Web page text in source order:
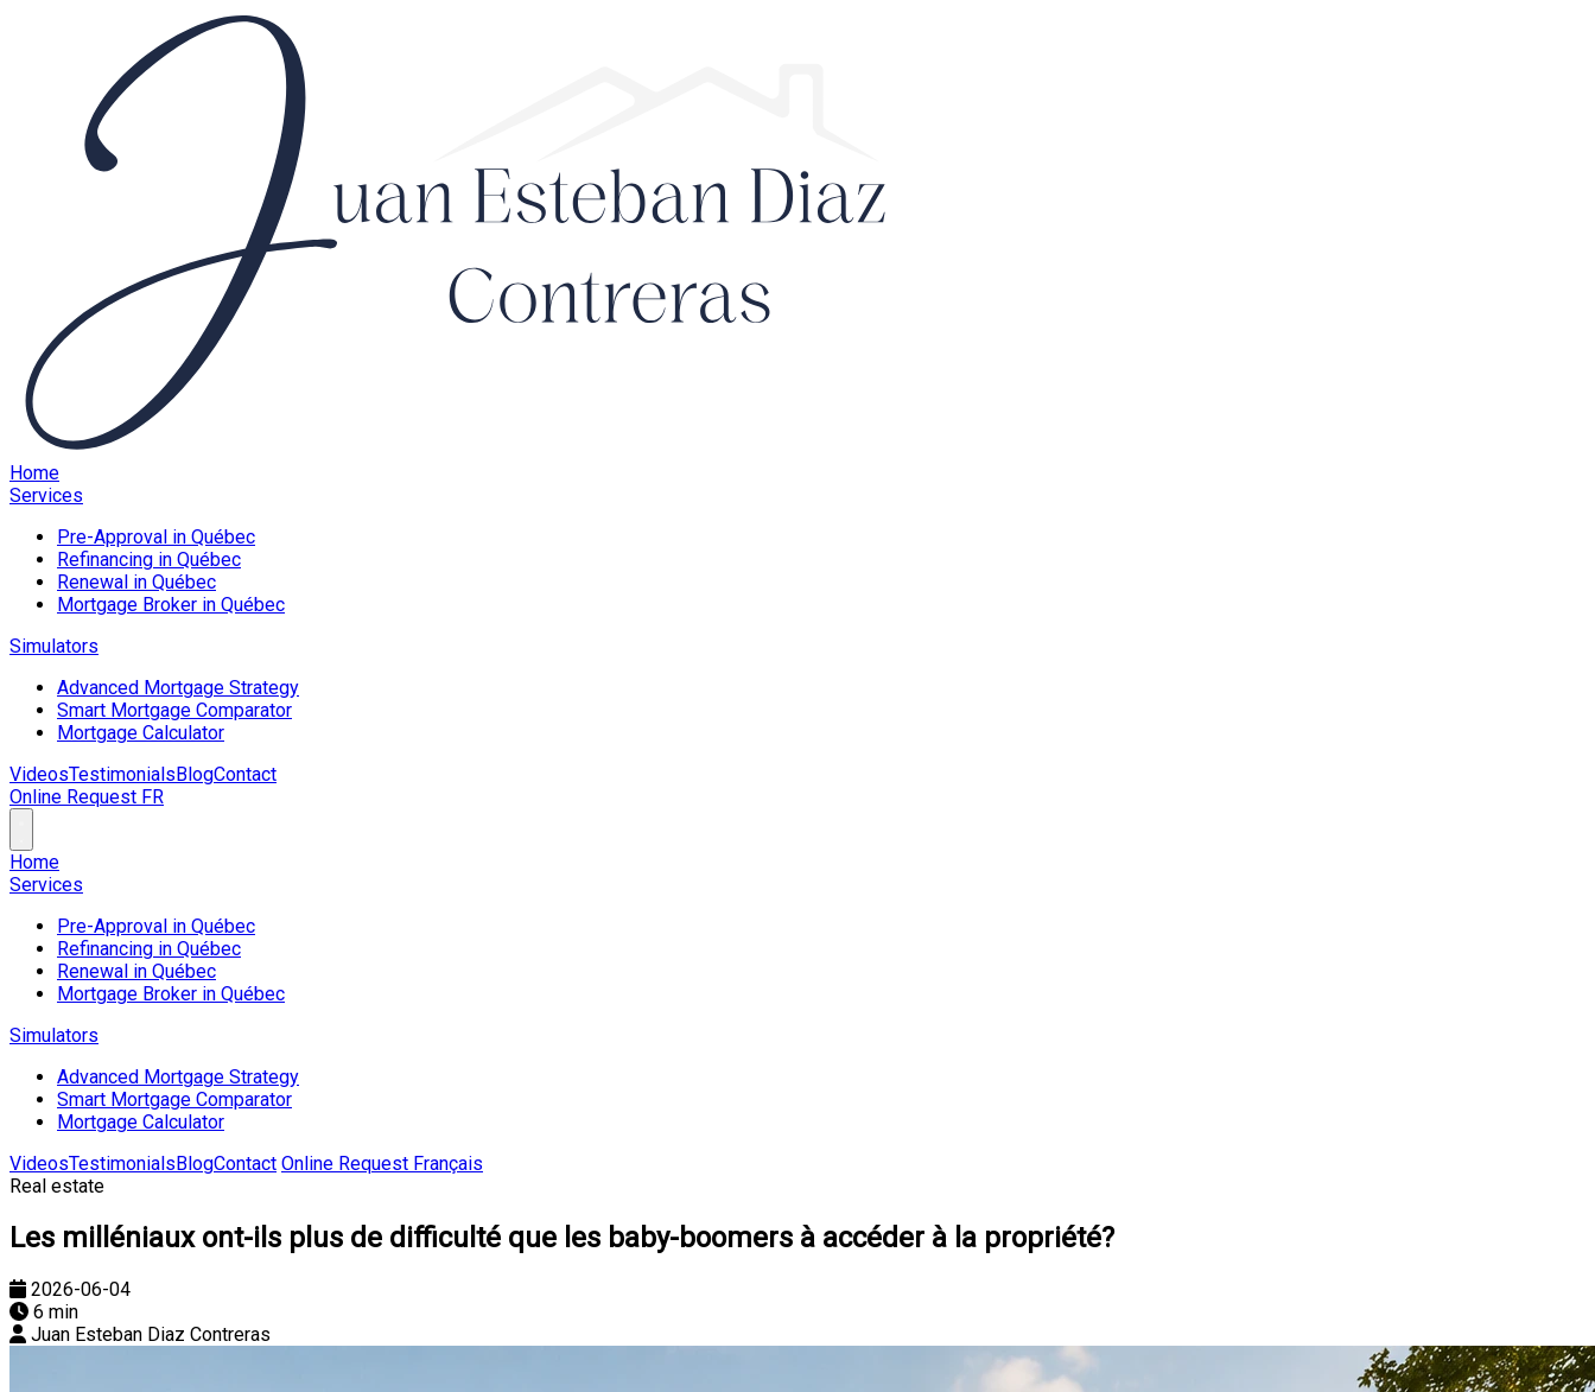
Home
Services
Pre-Approval in Québec
Refinancing in Québec
Renewal in Québec
Mortgage Broker in Québec
Simulators
Advanced Mortgage Strategy
Smart Mortgage Comparator
Mortgage Calculator
VideosTestimonialsBlogContact
Online Request FR
Home
Services
Pre-Approval in Québec
Refinancing in Québec
Renewal in Québec
Mortgage Broker in Québec
Simulators
Advanced Mortgage Strategy
Smart Mortgage Comparator
Mortgage Calculator
VideosTestimonialsBlogContact Online Request Français
Real estate
Les milléniaux ont-ils plus de difficulté que les baby-boomers à accéder à la propriété?
2026-06-04
6 min
Juan Esteban Diaz Contreras